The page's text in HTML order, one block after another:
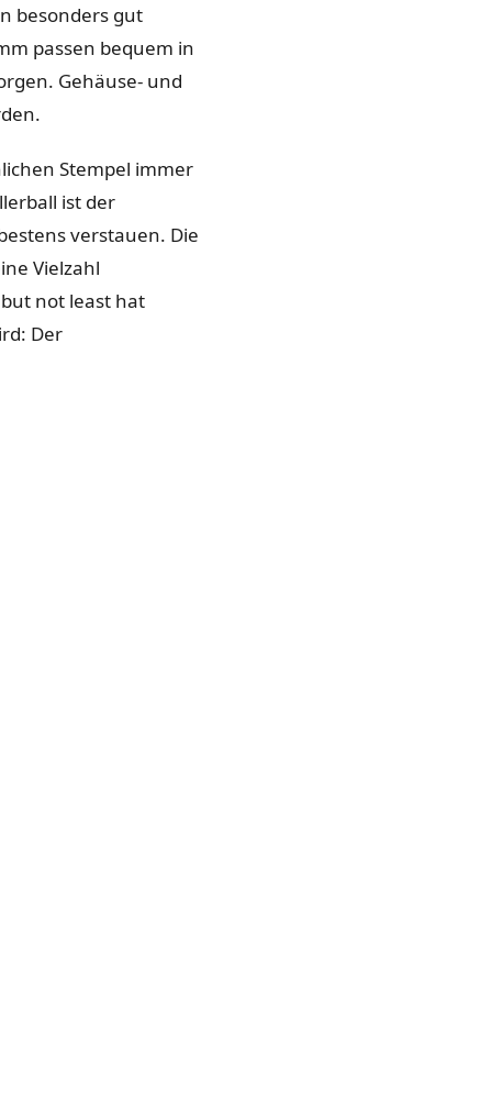
besonders gut
passen bequem in
Gehäuse- und
Stempel immer
ist der
verstauen. Die
Vielzahl
not least hat
Der